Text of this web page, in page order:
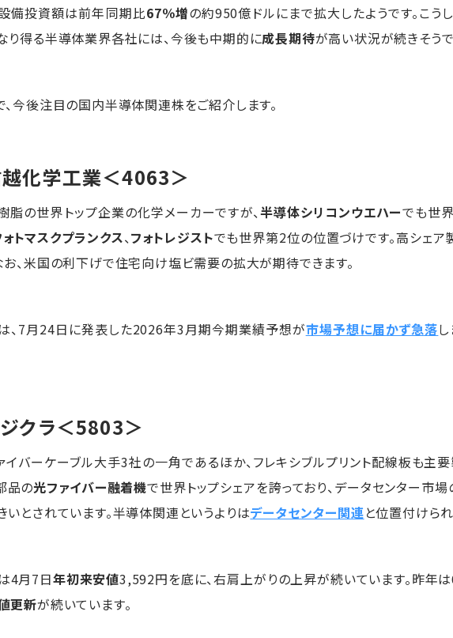
備投資額は前年同期比67％増の約950億ドルにまで拡大したようです。こ
り得る半導体業界各社には、今後も中期的に成長期待が高い状況が続きそうで
、今後注目の国内半導体関連株をご紹介します。
化学工業＜4063＞
脂の世界トップ企業の化学メーカーですが、半導体シリコンウエハーでも世
ォトマスクプランクス、フォトレジストでも世界第2位の位置づけです。高シェ
お、米国の利下げで住宅向け塩ビ需要の拡大が期待できます。
、7月24日に発表した2026年3月期今期業績予想が市場予想に届かず急落
クラ＜5803＞
イバーケーブル大手3社の一角であるほか、フレキシブルプリント配線板も主
品の光ファイバー融着機で世界トップシェアを誇っており、データセンター市場
いとされています。半導体関連というよりはデータセンター関連と位置付けられ
4月7日年初来安値3,592円を底に、右肩上がりの上昇が続いています。昨年
更新が続いています。